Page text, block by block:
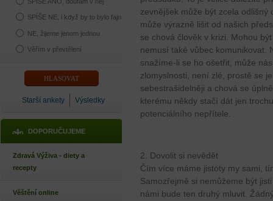
SPÍŠE NE, i když by to bylo fajn
NE, žijeme jenom jednou
Věřím v převtělení
Starší ankety Výsledky
DOPORUČUJEME
Zdravá Výživa - diety a
recepty
Věštění online
zevnějšek může být zcela
může výrazně lišit od našich
se chová člověk v krizi. Mohou
nemusí také vůbec komunikovat.
snažíme-li se ho ošetřit, může
zlomyslnosti, není zlé, prostě se
sebestrašidelněji a chová se
kterému někdy stačí dát jen
potenciálního nepřítele.
2. Dovolit si nevědět
Čím více máme jistoty my sami,
Samozřejmě si nemůžeme být
námi bude ten druhý mluvit.